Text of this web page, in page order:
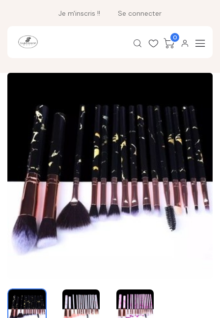
Je m'inscris !! Se connecter
0